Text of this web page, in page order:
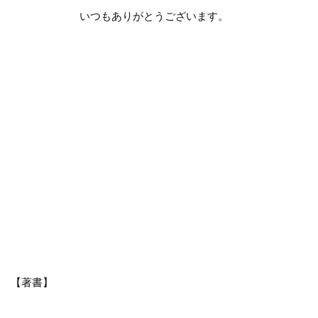
いつもありがとうございます。
【著書】